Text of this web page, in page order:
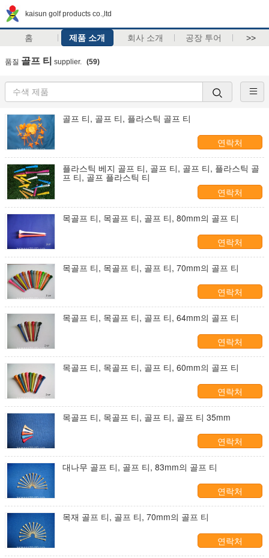
kaisun golf products co.,ltd
홈 제품 소개 회사 소개 공장 투어 >>
품질 골프 티 supplier. (59)
골프 티, 골프 티, 플라스틱 골프 티
연락처
플라스틱 베지 골프 티, 골프 티, 골프 티, 플라스틱 골
프 티, 골프 플라스틱 티
연락처
목골프 티, 목골프 티, 골프 티, 80mm의 골프 티
연락처
목골프 티, 목골프 티, 골프 티, 70mm의 골프 티
연락처
목골프 티, 목골프 티, 골프 티, 64mm의 골프 티
연락처
목골프 티, 목골프 티, 골프 티, 60mm의 골프 티
연락처
목골프 티, 목골프 티, 골프 티, 골프 티 35mm
연락처
대나무 골프 티, 골프 티, 83mm의 골프 티
연락처
목재 골프 티, 골프 티, 70mm의 골프 티
연락처